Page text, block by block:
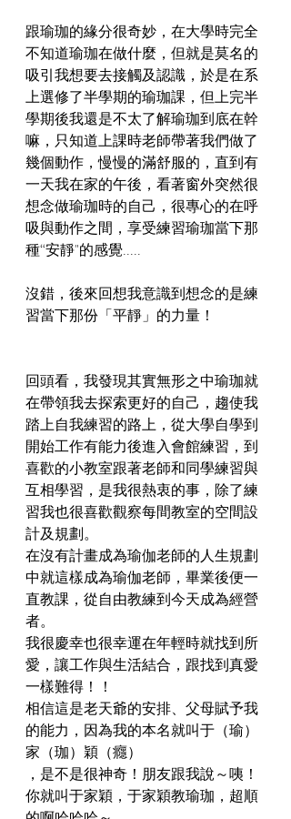
跟瑜珈的緣分很奇妙，在大學時完全
不知道瑜珈在做什麼，但就是莫名的
吸引我想要去接觸及認識，於是在系
上選修了半學期的瑜珈課，但上完半
學期後我還是不太了解瑜珈到底在幹
嘛，只知道上課時老師帶著我們做了
幾個動作，慢慢的滿舒服的，直到有
一天我在家的午後，看著窗外突然很
想念做瑜珈時的自己，很專心的在呼
吸與動作之間，享受練習瑜珈當下那
種“安靜"的感覺.....
沒錯，後來回想我意識到想念的是練
習當下那份「平靜」的力量！
回頭看，我發現其實無形之中瑜珈就
在帶領我去探索更好的自己，趨使我
踏上自我練習的路上，從大學自學到
開始工作有能力後進入會館練習，到
喜歡的小教室跟著老師和同學練習與
互相學習，是我很熱衷的事，除了練
習我也很喜歡觀察每間教室的空間設
計及規劃。
在沒有計畫成為瑜伽老師的人生規劃
中就這樣成為瑜伽老師，畢業後便一
直教課，從自由教練到今天成為經營
者。
我很慶幸也很幸運在年輕時就找到所
愛，讓工作與生活結合，跟找到真愛
一樣難得！！
相信這是老天爺的安排、父母賦予我
的能力，因為我的本名就叫于（瑜）
家（珈）穎（癮）
，是不是很神奇！朋友跟我說～咦！
你就叫于家穎，于家穎教瑜珈，超順